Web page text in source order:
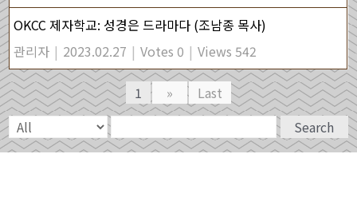
OKCC 제자학교: 성경은 드라마다 (조남종 목사)
관리자 | 2023.02.27 | Votes 0 | Views 542
1 »
Last
Search